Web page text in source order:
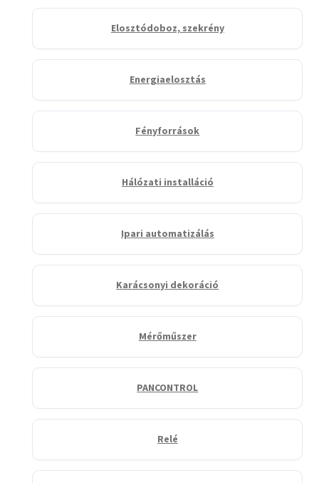
Elosztódoboz, szekrény
Energiaelosztás
Fényforrások
Hálózati installáció
Ipari automatizálás
Karácsonyi dekoráció
Mérőműszer
PANCONTROL
Relé